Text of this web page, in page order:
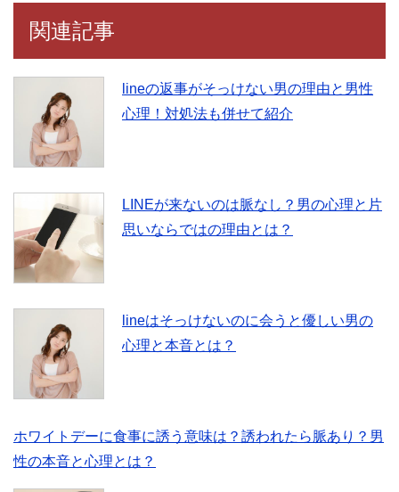
関連記事
lineの返事がそっけない男の理由と男性
心理！対処法も併せて紹介
LINEが来ないのは脈なし？男の心理と片
思いならではの理由とは？
lineはそっけないのに会うと優しい男の
心理と本音とは？
ホワイトデーに食事に誘う意味は？誘われたら脈あり？男
性の本音と心理とは？